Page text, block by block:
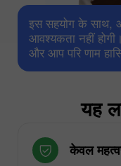
इस सहयोग के
आवश्यकता नहीं
और आप परि णाम
यह
केवल